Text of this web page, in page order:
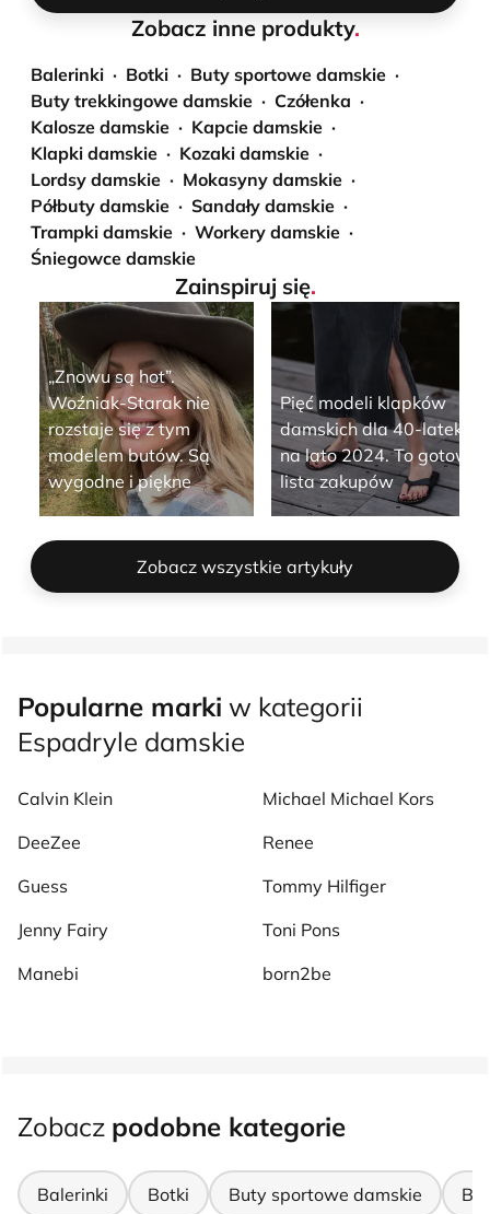
Zobacz inne produkty.
Balerinki Botki
Buty sportowe damskie
Buty trekkingowe damskie
Czółenka
Kalosze damskie
Kapcie damskie
Klapki damskie
Kozaki damskie
Lordsy damskie
Mokasyny damskie
Półbuty damskie
Sandały damskie
Trampki damskie
Workery damskie
Śniegowce damskie
Zainspiruj się.
„Znowu są hot”.
Woźniak-Starak nie
rozstaje się z tym
modelem butów. Są
wygodne i piękne
Pięć modeli klapków
damskich dla 40-latek
na lato 2024. To gotowa
lista zakupów
Zobacz wszystkie artykuły
Popularne marki w kategorii
Espadryle damskie
Calvin Klein
DeeZee
Guess
Jenny Fairy
Manebi
Michael Michael Kors
Renee
Tommy Hilfiger
Toni Pons
born2be
Zobacz podobne kategorie
Balerinki Botki Buty sportowe damskie